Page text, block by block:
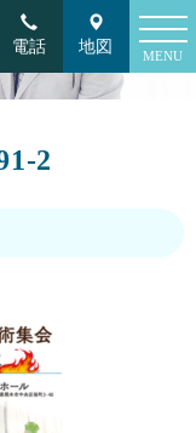
電話 地図
toggle
MENU
2